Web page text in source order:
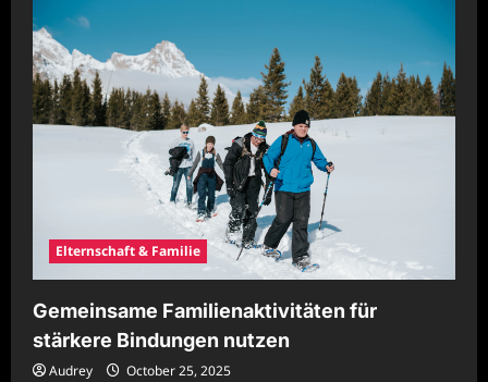
Elternschaft & Familie
Gemeinsame Familienaktivitäten für
stärkere Bindungen nutzen
Audrey October 25, 2025